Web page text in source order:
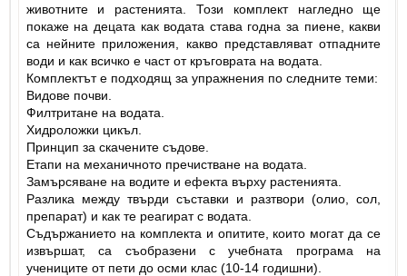
животните и растенията. Този комплект нагледно ще
покаже на децата как водата става годна за пиене, какви
са нейните приложения, какво представляват отпадните
води и как всичко е част от кръговрата на водата.
Комплектът е подходящ за упражнения по следните теми:
Видове почви.
Филтритане на водата.
Хидроложки цикъл.
Принцип за скачените съдове.
Етапи на механичното пречистване на водата.
Замърсяване на водите и ефекта върху растенията.
Разлика между твърди съставки и разтвори (олио, сол,
препарат) и как те реагират с водата.
Съдържанието на комплекта и опитите, които могат да се
извършат, са съобразени с учебната програма на
учениците от пети до осми клас (10-14 годишни).